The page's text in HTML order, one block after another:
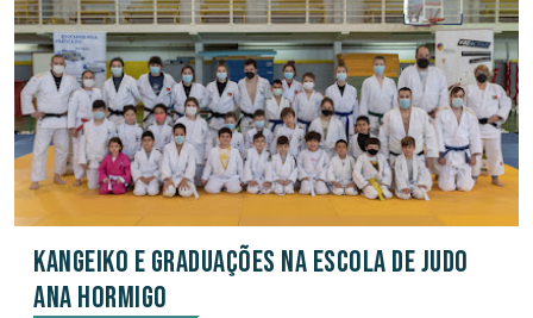
Kangeiko e Graduações na Escola de Judo
Ana Hormigo